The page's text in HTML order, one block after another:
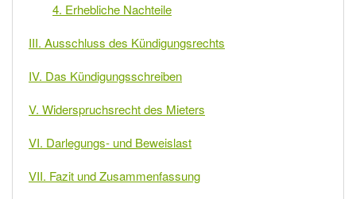
4. Erhebliche Nachteile
III. Ausschluss des Kündigungsrechts
IV. Das Kündigungsschreiben
V. Widerspruchsrecht des Mieters
VI. Darlegungs- und Beweislast
VII. Fazit und Zusammenfassung